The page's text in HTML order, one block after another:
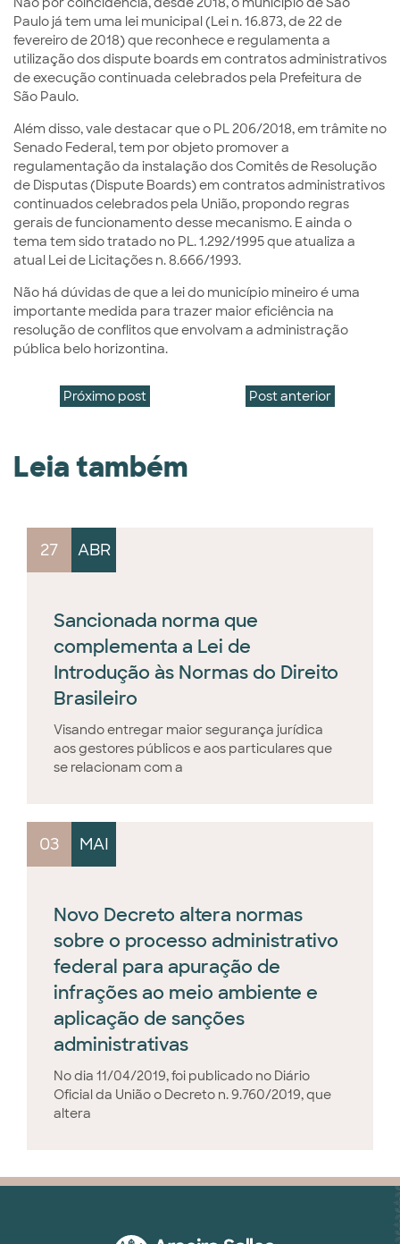
Paulo já tem uma lei municipal (Lei n. 16.873, de 22 de
fevereiro de 2018) que reconhece e regulamenta a
utilização dos dispute boards em contratos administrativos
de execução continuada celebrados pela Prefeitura de
São Paulo.
Além disso, vale destacar que o PL 206/2018, em trâmite no
Senado Federal, tem por objeto promover a
regulamentação da instalação dos Comitês de Resolução
de Disputas (Dispute Boards) em contratos administrativos
continuados celebrados pela União, propondo regras
gerais de funcionamento desse mecanismo. E ainda o
tema tem sido tratado no PL. 1.292/1995 que atualiza a
atual Lei de Licitações n. 8.666/1993.
Não há dúvidas de que a lei do município mineiro é uma
importante medida para trazer maior eficiência na
resolução de conflitos que envolvam a administração
pública belo horizontina.
Próximo post Post anterior
Leia também
27 ABR
Sancionada norma que
complementa a Lei de
Introdução às Normas do Direito
Brasileiro
Visando entregar maior segurança jurídica
aos gestores públicos e aos particulares que
se relacionam com a
03 MAI
Novo Decreto altera normas
sobre o processo administrativo
federal para apuração de
infrações ao meio ambiente e
aplicação de sanções
administrativas
No dia 11/04/2019, foi publicado no Diário
Oficial da União o Decreto n. 9.760/2019, que
altera